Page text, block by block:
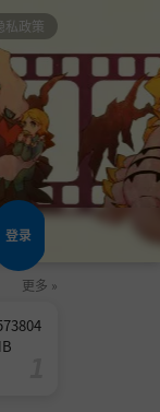
私政策
登录
更多 »